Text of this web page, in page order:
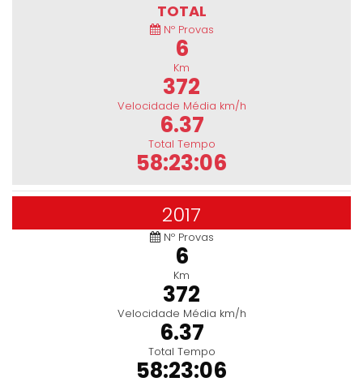
TOTAL
Nº Provas
6
Km
372
Velocidade Média km/h
6.37
Total Tempo
58:23:06
2017
Nº Provas
6
Km
372
Velocidade Média km/h
6.37
Total Tempo
58:23:06